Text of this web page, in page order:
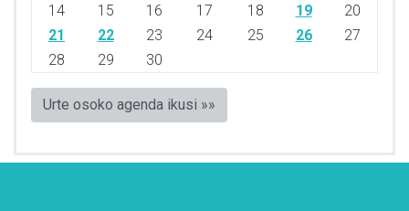
14
15 16 17 18 19
20
21
22 23 24 25 26
27
28
29 30
Urte osoko agenda ikusi »»